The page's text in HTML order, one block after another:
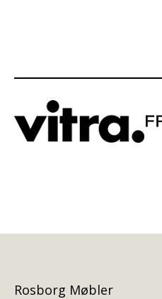
Rosborg Møbler